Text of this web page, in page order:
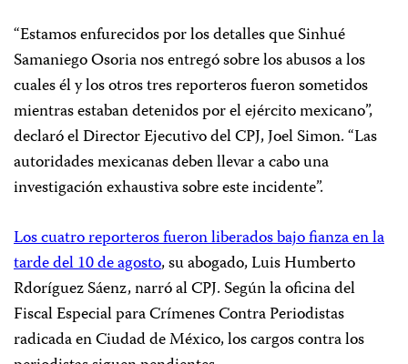
“Estamos enfurecidos por los detalles que Sinhué
Samaniego Osoria nos entregó sobre los abusos a los
cuales él y los otros tres reporteros fueron sometidos
mientras estaban detenidos por el ejército mexicano”,
declaró el Director Ejecutivo del CPJ, Joel Simon. “Las
autoridades mexicanas deben llevar a cabo una
investigación exhaustiva sobre este incidente”.
Los cuatro reporteros fueron liberados bajo fianza en la
tarde del 10 de agosto, su abogado, Luis Humberto
Rdoríguez Sáenz, narró al CPJ. Según la oficina del
Fiscal Especial para Crímenes Contra Periodistas
radicada en Ciudad de México, los cargos contra los